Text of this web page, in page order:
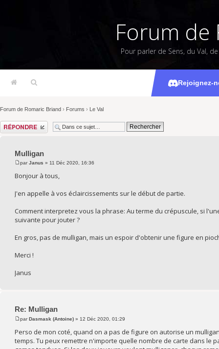
Forum de
Pour parler de Sens, du Val,
Rejoignez-
Forum de Romaric Briand › Forums › Le Val
Répondre
Mulligan
parJanus » 11 Déc 2020, 16:36
Bonjour à tous,
J'en appelle à vos éclaircissements sur le début de partie.
Comment interpretez vous la phrase: Au terme du crépuscule, si
suivante pour jouter ?
En gros, pas de mulligan, mais un espoir d'obtenir une figure en
Merci !
Janus
Re: Mulligan
parDasmask (Antoine) » 12 Déc 2020, 01:29
Perso de mon coté, quand on a pas de figure on autorise un
temps. Tu peux remettre n'importe quelle nombre de carte dans le